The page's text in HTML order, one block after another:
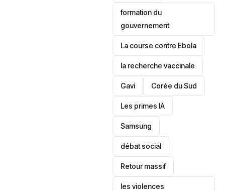
formation du
gouvernement
La course contre Ebola
la recherche vaccinale
Gavi ‎Corée du Sud
Les primes IA
Samsung
débat social
Retour massif
les violences